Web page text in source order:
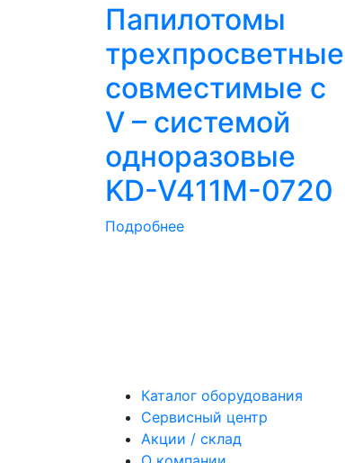
Папилотомы
трехпросветные
совместимые с
V – системой
одноразовые
KD-V411M-0720
Подробнее
Каталог оборудования
Сервисный центр
Акции / склад